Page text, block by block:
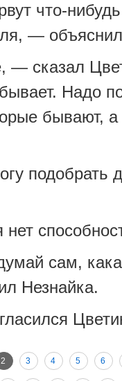
что-
—
— сказал
Надо
бывают, а
подобрать
сам,
Незнайка.
2 3 4 5 6